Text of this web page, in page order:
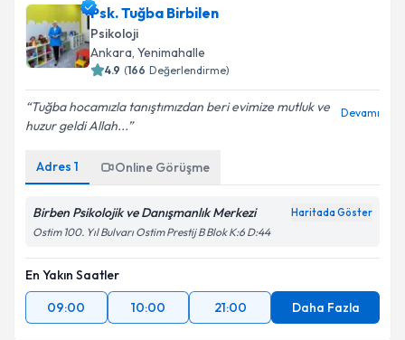
Psk. Tuğba Birbilen
Psikoloji
Ankara, Yenimahalle
4.9 (166 Değerlendirme)
Tuğba hocamızla tanıştımızdan beri evimize mutluk ve
huzur geldi Allah...
Devamı
Adres 1 Online Görüşme
Birben Psikolojik ve Danışmanlık Merkezi Haritada Göster
Ostim 100. Yıl Bulvarı Ostim Prestij B Blok K:6 D:44
En Yakın Saatler
09:00
10:00 21:00 Daha Fazla